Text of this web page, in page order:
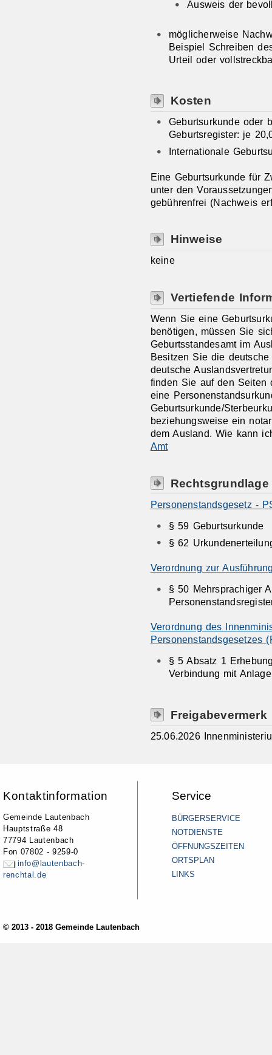
Ausweis der
möglicherweise
Beispiel Schreiben
Urteil oder
Kosten
Geburtsurkunde oder
Geburtsregister: je
Internationale
Eine Geburtsurkunde für
unter den
gebührenfrei (Nachweis
Hinweise
keine
Vertiefende
Wenn Sie eine
benötigen, müssen Sie
Geburtsstandesamt im
Besitzen Sie die
deutsche
finden Sie auf den Seiten
eine
Geburtsurkunde/
beziehungsweise ein
dem Ausland. Wie kann
Amt
Rechtsgrundlage
Personenstandsgesetz -
§ 59 Geburtsurkunde
§ 62
Verordnung zur
§ 50 Mehrsprachiger
Verordnung des
Personenstandsgesetzes
§ 5 Absatz 1
Verbindung mit
Freigabevermerk
25.06.2026
Kontaktinformation
Gemeinde Lautenbach
Hauptstraße 48
77794 Lautenbach
Fon 07802 - 9259-0
info@lautenbach-
renchtal.de
Service
BÜRGERSERVICE
NOTDIENSTE
ÖFFNUNGSZEITEN
ORTSPLAN
LINKS
© 2013 - 2018 Gemeinde Lautenbach